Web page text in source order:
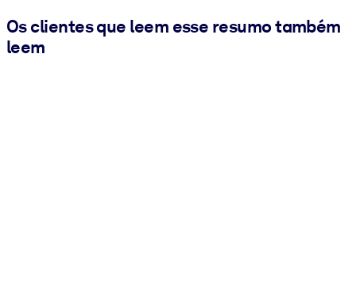
Os clientes que leem esse resumo também
leem